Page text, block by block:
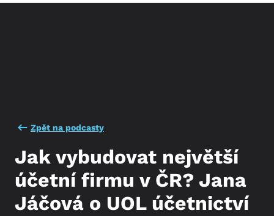
Zpět na podcasty
Jak vybudovat největší
účetní firmu v ČR? Jana
Jáčová o UOL účetnictví